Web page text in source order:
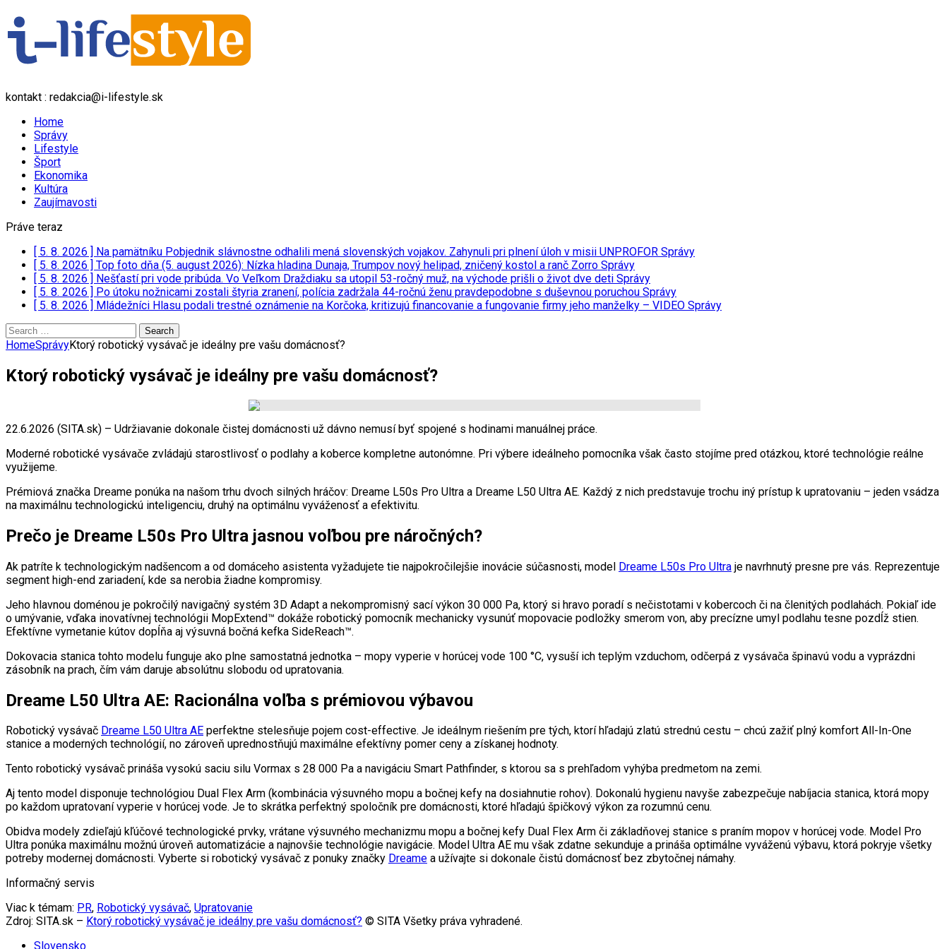
kontakt : redakcia@i-lifestyle.sk
Home
Správy
Lifestyle
Šport
Ekonomika
Kultúra
Zaujímavosti
Práve teraz
[ 5. 8. 2026 ] Na pamätníku Pobjednik slávnostne odhalili mená slovenských vojakov. Zahynuli pri plnení úloh v misii UNPROFOR Správy
[ 5. 8. 2026 ] Top foto dňa (5. august 2026): Nízka hladina Dunaja, Trumpov nový helipad, zničený kostol a ranč Zorro Správy
[ 5. 8. 2026 ] Nešťastí pri vode pribúda. Vo Veľkom Draždiaku sa utopil 53-ročný muž, na východe prišli o život dve deti Správy
[ 5. 8. 2026 ] Po útoku nožnicami zostali štyria zranení, polícia zadržala 44-ročnú ženu pravdepodobne s duševnou poruchou Správy
[ 5. 8. 2026 ] Mládežníci Hlasu podali trestné oznámenie na Korčoka, kritizujú financovanie a fungovanie firmy jeho manželky – VIDEO Správy
Search
for:
HomeSprávyKtorý robotický vysávač je ideálny pre vašu domácnosť?
Ktorý robotický vysávač je ideálny pre vašu domácnosť?
22.6.2026 (SITA.sk) – Udržiavanie dokonale čistej domácnosti už dávno nemusí byť spojené s hodinami manuálnej práce.
Moderné robotické vysávače zvládajú starostlivosť o podlahy a koberce kompletne autonómne. Pri výbere ideálneho pomocníka však často stojíme pred otázkou, ktoré technológie reálne
využijeme.
Prémiová značka Dreame ponúka na našom trhu dvoch silných hráčov: Dreame L50s Pro Ultra a Dreame L50 Ultra AE. Každý z nich predstavuje trochu iný prístup k upratovaniu – jeden vsádza
na maximálnu technologickú inteligenciu, druhý na optimálnu vyváženosť a efektivitu.
Prečo je Dreame L50s Pro Ultra jasnou voľbou pre náročných?
Ak patríte k technologickým nadšencom a od domáceho asistenta vyžadujete tie najpokročilejšie inovácie súčasnosti, model Dreame L50s Pro Ultra je navrhnutý presne pre vás. Reprezentuje
segment high-end zariadení, kde sa nerobia žiadne kompromisy.
Jeho hlavnou doménou je pokročilý navigačný systém 3D Adapt a nekompromisný sací výkon 30 000 Pa, ktorý si hravo poradí s nečistotami v kobercoch či na členitých podlahách. Pokiaľ ide
o umývanie, vďaka inovatívnej technológii MopExtend™ dokáže robotický pomocník mechanicky vysunúť mopovacie podložky smerom von, aby precízne umyl podlahu tesne pozdĺž stien.
Efektívne vymetanie kútov dopĺňa aj výsuvná bočná kefka SideReach™.
Dokovacia stanica tohto modelu funguje ako plne samostatná jednotka – mopy vyperie v horúcej vode 100 °C, vysuší ich teplým vzduchom, odčerpá z vysávača špinavú vodu a vyprázdni
zásobník na prach, čím vám daruje absolútnu slobodu od upratovania.
Dreame L50 Ultra AE: Racionálna voľba s prémiovou výbavou
Robotický vysávač Dreame L50 Ultra AE perfektne stelesňuje pojem cost-effective. Je ideálnym riešením pre tých, ktorí hľadajú zlatú strednú cestu – chcú zažiť plný komfort All-In-One
stanice a moderných technológií, no zároveň uprednostňujú maximálne efektívny pomer ceny a získanej hodnoty.
Tento robotický vysávač prináša vysokú saciu silu Vormax s 28 000 Pa a navigáciu Smart Pathfinder, s ktorou sa s prehľadom vyhýba predmetom na zemi.
Aj tento model disponuje technológiou Dual Flex Arm (kombinácia výsuvného mopu a bočnej kefy na dosiahnutie rohov). Dokonalú hygienu navyše zabezpečuje nabíjacia stanica, ktorá mopy
po každom upratovaní vyperie v horúcej vode. Je to skrátka perfektný spoločník pre domácnosti, ktoré hľadajú špičkový výkon za rozumnú cenu.
Obidva modely zdieľajú kľúčové technologické prvky, vrátane výsuvného mechanizmu mopu a bočnej kefy Dual Flex Arm či základňovej stanice s praním mopov v horúcej vode. Model Pro
Ultra ponúka maximálnu možnú úroveň automatizácie a najnovšie technológie navigácie. Model Ultra AE mu však zdatne sekunduje a prináša optimálne vyváženú výbavu, ktorá pokryje všetky
potreby modernej domácnosti. Vyberte si robotický vysávač z ponuky značky Dreame a užívajte si dokonale čistú domácnosť bez zbytočnej námahy.
Informačný servis
Viac k témam: PR, Robotický vysávač, Upratovanie
Zdroj: SITA.sk – Ktorý robotický vysávač je ideálny pre vašu domácnosť? © SITA Všetky práva vyhradené.
Slovensko